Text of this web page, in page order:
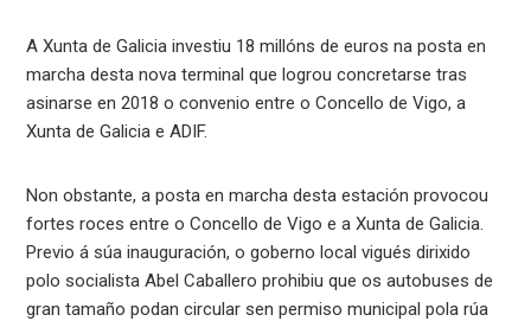
A Xunta de Galicia investiu 18 millóns de euros na posta en
marcha desta nova terminal que logrou concretarse tras
asinarse en 2018 o convenio entre o Concello de Vigo, a
Xunta de Galicia e ADIF.
Non obstante, a posta en marcha desta estación provocou
fortes roces entre o Concello de Vigo e a Xunta de Galicia.
Previo á súa inauguración, o goberno local vigués dirixido
polo socialista Abel Caballero prohibiu que os autobuses de
gran tamaño podan circular sen permiso municipal pola rúa